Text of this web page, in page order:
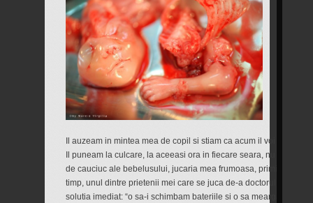
Il auzeam in mintea mea de copil si stiam ca acum il voi duce la
Il puneam la culcare, la aceeasi ora in fiecare seara, nu inainte
de cauciuc ale bebelusului, jucaria mea frumoasa, primita de la
timp, unul dintre prietenii mei care se juca de-a doctorul l-a
solutia imediat: “o sa-i schimbam bateriile si o sa mearga din